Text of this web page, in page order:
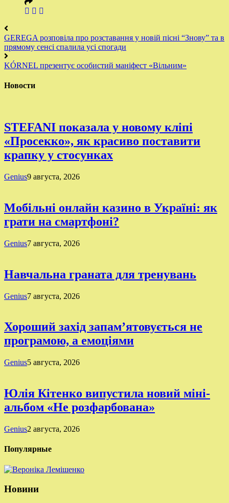
GEREGA розповіла про розставання у новій пісні “Знову” та в
прямому сенсі спалила усі спогади
KÓRNEL презентує особистий маніфест «Вільним»
Новости
STEFANI показала у новому кліпі
«Просекко», як красиво поставити
крапку у стосунках
Genius9 августа, 2026
Мобільні онлайн казино в Україні: як
грати на смартфоні?
Genius7 августа, 2026
Навчальна граната для тренувань
Genius7 августа, 2026
Хороший захід запам’ятовується не
програмою, а емоціями
Genius5 августа, 2026
Юлія Кітенко випустила новий міні-
альбом «Не розфарбована»
Genius2 августа, 2026
Популярные
Новини